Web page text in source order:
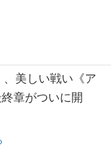
、美しい戦い《ア
章がついに開